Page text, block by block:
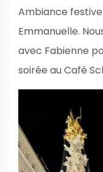
Ambiance
Emmanuelle.
avec Fabienne
soirée au Café